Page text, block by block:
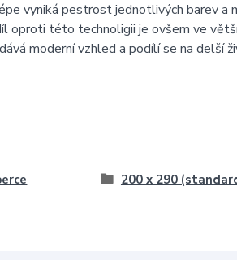
vyniká pestrost jednotlivých barev a
oproti této technoligii je ovšem ve
moderní vzhled a podílí se na delší
200 x 290